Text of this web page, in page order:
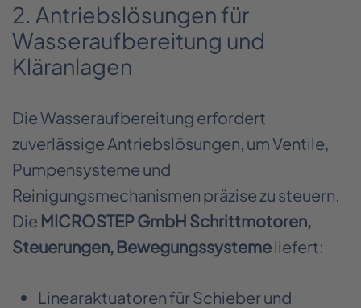
2. Antriebslösungen für
Wasseraufbereitung und
Kläranlagen
Die Wasseraufbereitung erfordert
zuverlässige Antriebslösungen, um Ventile,
Pumpensysteme und
Reinigungsmechanismen präzise zu steuern.
Die MICROSTEP GmbH Schrittmotoren,
Steuerungen, Bewegungssystemeliefert:
Linearaktuatoren für Schieber und